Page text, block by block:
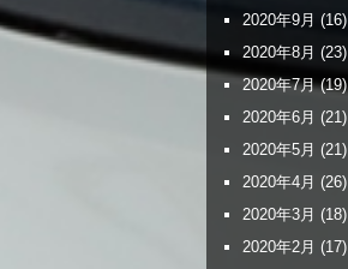
2020年9月 (16)
2020年8月 (23)
2020年7月(19)
2020年6月 (21)
2020年5月 (21)
2020年4月 (26)
2020年3月 (18)
2020年2月 (17)